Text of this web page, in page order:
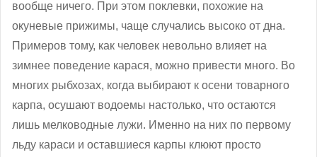
вообще ничего. При этом поклевки, похожие на
окуневые прижимы, чаще случались высоко от дна.
Примеров тому, как человек невольно влияет на
зимнее поведение карася, можно привести много. Во
многих рыбхозах, когда выбирают к осени товарного
карпа, осушают водоемы настолько, что остаются
лишь мелководные лужи. Именно на них по первому
льду караси и оставшиеся карпы клюют просто